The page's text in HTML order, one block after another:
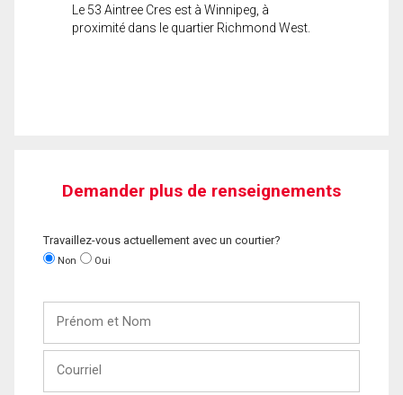
Le 53 Aintree Cres est à Winnipeg, à
proximité dans le quartier Richmond West.
Demander plus de renseignements
Travaillez-vous actuellement avec un courtier?
Non Oui
Nom